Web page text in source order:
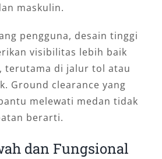
maskulin.
pengguna, desain tinggi
visibilitas lebih baik
terutama di jalur tol atau
Ground clearance yang
melewati medan tidak
berarti.
dan Fungsional